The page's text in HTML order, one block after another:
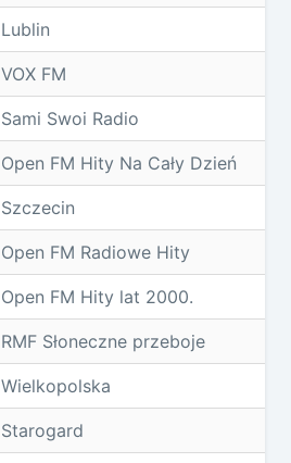
Lublin
VOX FM
Sami Swoi Radio
Open FM Hity Na Cały Dzień
Szczecin
Open FM Radiowe Hity
Open FM Hity lat 2000.
RMF Słoneczne przeboje
Wielkopolska
Starogard